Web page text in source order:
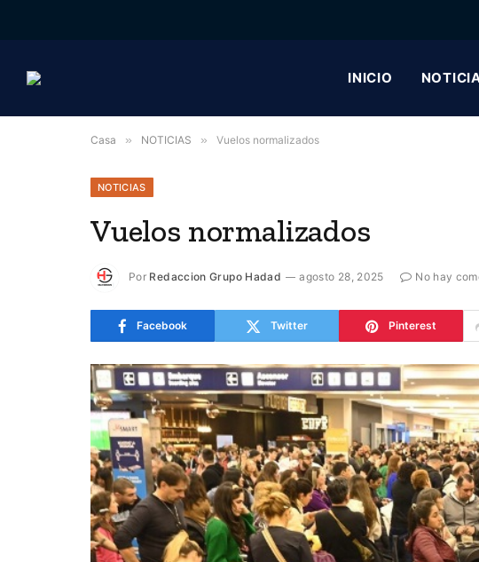
INICIO
Casa » NOTICIAS » Vuelos normalizados
NOTICIAS
Vuelos normalizados
Por Redaccion Grupo Hadad agosto 28, 2025 No hay
Facebook Twitter Pinterest